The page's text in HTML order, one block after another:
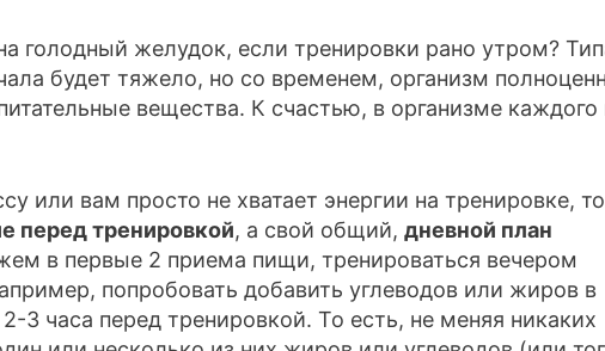
голодный желудок, если тренировки рано утром?
будет тяжело, но со временем, организм
вещества. К счастью, в организме каждого
или вам просто не хватает энергии на тренировке, то
перед тренировкой, а свой общий, дневной план
в первые 2 приема пищи, тренироваться вечером
попробовать добавить углеводов или жиров в
3 часа перед тренировкой. То есть, не меняя никаких